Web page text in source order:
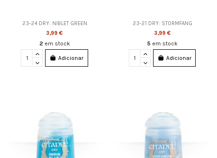
23-24 DRY: NIBLET GREEN
3,99 €
2 em stock
Adicionar
23-21 DRY: STORMFANG
3,99 €
5 em stock
Adicionar